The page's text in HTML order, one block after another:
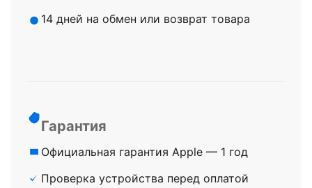
14 дней на обмен или возврат товара
Гарантия
Официальная гарантия Apple — 1 год
Проверка устройства перед оплатой